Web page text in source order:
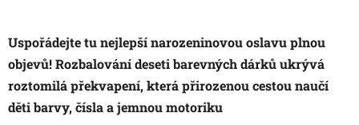
Uspořádejte tu nejlepší narozeninovou oslavu plnou
objevů! Rozbalování deseti barevných dárků ukrývá
roztomilá překvapení, která přirozenou cestou naučí
děti barvy, čísla a jemnou motoriku